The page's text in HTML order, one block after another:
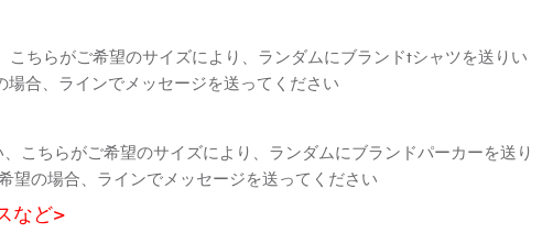
ちらがご希望のサイズにより、ランダムにブランドtシャツを送りい
合、ラインでメッセージを送ってください
こちらがご希望のサイズにより、ランダムにブランドパーカーを送り
望の場合、ラインでメッセージを送ってください
など>